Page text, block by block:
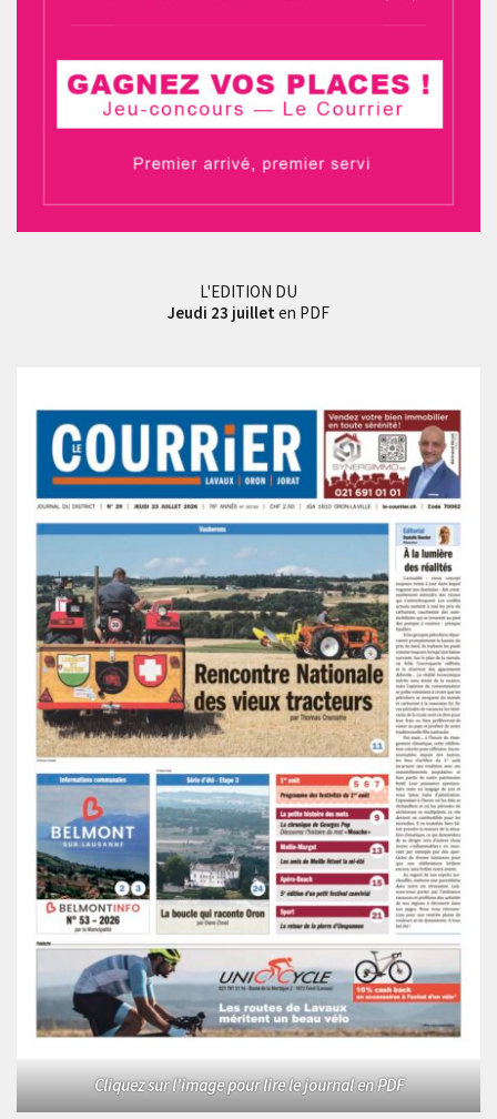
L'EDITION DU
Jeudi 23 juillet en PDF
Cliquez sur l'image pour lire le journal en PDF